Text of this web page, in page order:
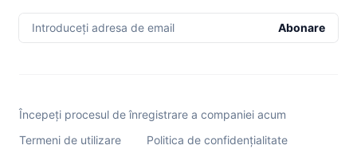
Introduceți adresa de email Abonare
Începeți procesul de înregistrare a companiei acum
Termeni de utilizare
Politica de confidențialitate